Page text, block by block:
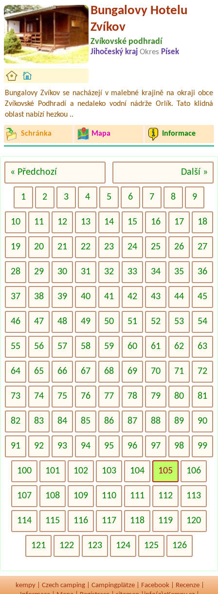
Bungalovy Hotelu
Zvíkov
Zvíkovské podhradí
Jihočeský kraj Okres Písek
Bungalovy Zvíkov se nacházejí v malebné krajině na okraji obce
Zvíkovské Podhradí a nedaleko vodní nádrže Orlík. Tato klidná
oblast nabízí hezkou ..
Schránka Mapa Informace
« Předchozí Další »
1 2 3 4 5 6 7 8 9
10 11 12 13 14 15 16 17 18
19 20 21 22 23 24 25 26 27
28 29 30 31 32 33 34 35 36
37 38 39 40 41 42 43 44 45
46 47 48 49 50 51 52 53 54
55 56 57 58 59 60 61 62 63
64 65 66 67 68 69 70 71 72
73 74 75 76 77 78 79 80 81
82 83 84 85 86 87 88 89 90
91 92 93 94 95 96 97 98 99
100 101 102 103 104 105 106
107 108 109 110 111 112 113
114 115 116 117 118 119 120
121 122 123 124 125 126
kempy Czech camping Campingplätze Facebook Recenze